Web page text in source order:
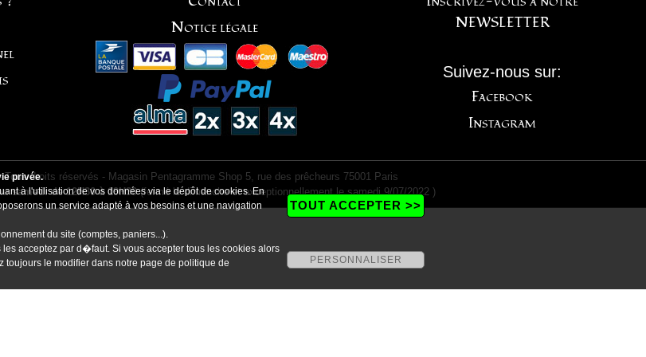
Notice légale
NEWSLETTER
Suivez-nous sur:
Facebook
Instagram
droits réservés - Magasin Pentagramme Shop 5, rue des prêcheurs 75001 Paris
samedi de 12H30 à 19H30(fermé le dimanche et exceptionnellement le samedi 9/07/2022 )
privée.
à l'utilisation de vos données via le dépôt de cookies. En
un service adapté à vos besoins et une navigation
du site (comptes, paniers...).
acceptez par d�faut. Si vous accepter tous les cookies alors
toujours le modifier dans notre page de politique de
TOUT ACCEPTER >>
PERSONNALISER